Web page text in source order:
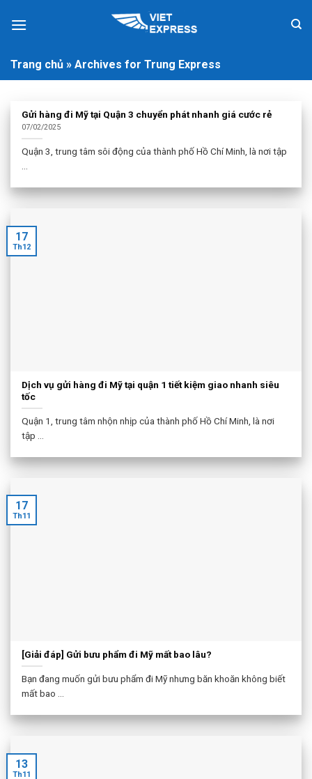
Trang chủ » Archives for Trung Express
Gửi hàng đi Mỹ tại Quận 3 chuyển phát nhanh giá cước rẻ
07/02/2025
Quận 3, trung tâm sôi động của thành phố Hồ Chí Minh, là nơi tập
Dịch vụ gửi hàng đi Mỹ tại quận 1 tiết kiệm giao nhanh siêu
tốc
Quận 1, trung tâm nhộn nhịp của thành phố Hồ Chí Minh, là nơi
tập ...
17
Th12
[Giải đáp] Gửi bưu phẩm đi Mỹ mất bao lâu​?
Bạn đang muốn gửi bưu phẩm đi Mỹ nhưng băn khoăn không biết
mất bao ...
17
Th11
13
Th11